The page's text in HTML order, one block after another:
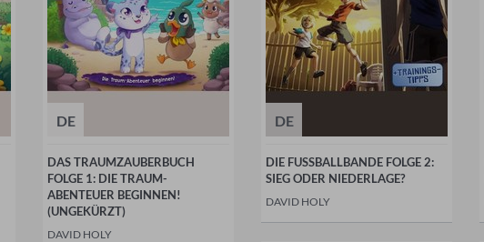
DE
DAS TRAUMZAUBERBUCH
FOLGE 1: DIE TRAUM-
ABENTEUER BEGINNEN!
(UNGEKÜRZT)
DAVID HOLY
DE
DIE FUSSBALLBANDE FOLGE 2:
SIEG ODER NIEDERLAGE?
DAVID HOLY